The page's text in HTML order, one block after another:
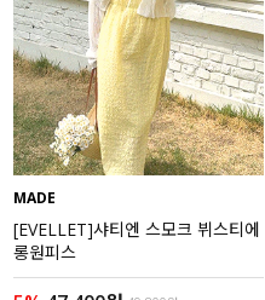
세트할인 ~30%
하객룩
살안타템
110사이즈
플러스핏
MADE
[EVELLET]샤티엔 스모크 뷔스티에
롱원피스